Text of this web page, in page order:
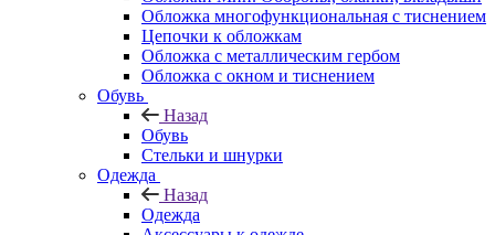
Обложка многофункциональная с тиснением
Цепочки к обложкам
Обложка с металлическим гербом
Обложка с окном и тиснением
Обувь
Назад
Обувь
Стельки и шнурки
Одежда
Назад
Одежда